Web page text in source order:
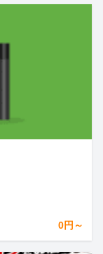
0円～